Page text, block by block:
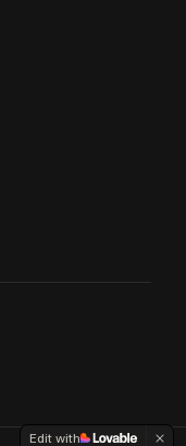
Edit with